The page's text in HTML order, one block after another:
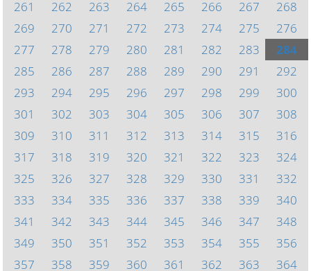
261
262 263 264 265 266 267
268
269
270 271 272 273 274 275
276
277
278 279 280 281 282 283
284
285
286 287 288 289 290 291
292
293
294 295 296 297 298 299
300
301
302 303 304 305 306 307
308
309
310 311 312 313 314 315
316
317
318 319 320 321 322 323
324
325
326 327 328 329 330 331
332
333
334 335 336 337 338 339
340
341
342 343 344 345 346 347
348
349
350 351 352 353 354 355
356
357
358 359 360 361 362 363 364